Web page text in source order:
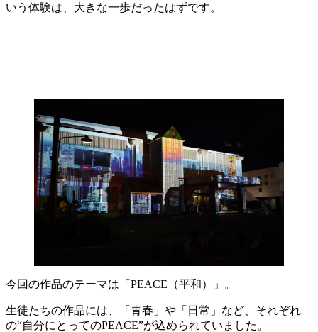
いう体験は、大きな一歩だったはずです。
今回の作品のテーマは「PEACE（平和）」。
生徒たちの作品には、「青春」や「日常」など、それぞれ
の“自分にとってのPEACE”が込められていました。